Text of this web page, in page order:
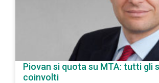
Piovan si quota su MTA: tutti gli
coinvolti